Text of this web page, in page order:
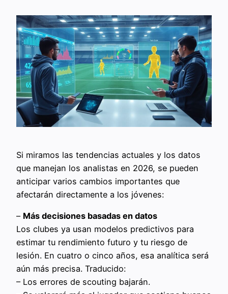
Si miramos las tendencias actuales y los datos
que manejan los analistas en 2026, se pueden
anticipar varios cambios importantes que
afectarán directamente a los jóvenes:
– Más decisiones basadas en datos
Los clubes ya usan modelos predictivos para
estimar tu rendimiento futuro y tu riesgo de
lesión. En cuatro o cinco años, esa analítica será
aún más precisa. Traducido:
– Los errores de scouting bajarán.